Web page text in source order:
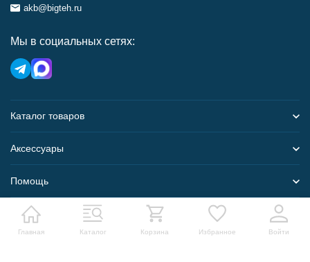
Главная Каталог Корзина Избранное Войти
akb@bigteh.ru
Мы в социальных сетях:
Каталог товаров
Аксессуары
Помощь
Карта сайта